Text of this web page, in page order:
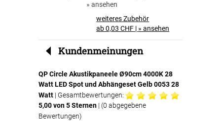
» ansehen
weiteres Zubehör
ab 0,03 CHF | » ansehen
Kundenmeinungen
QP Circle Akustikpaneele Ø90cm 4000K 28
Watt LED Spot und Abhängeset Gelb 0053 28
Watt| Gesamtbewertungen:
5,00von 5 Sternen | (0 abgegebene
Bewertungen)